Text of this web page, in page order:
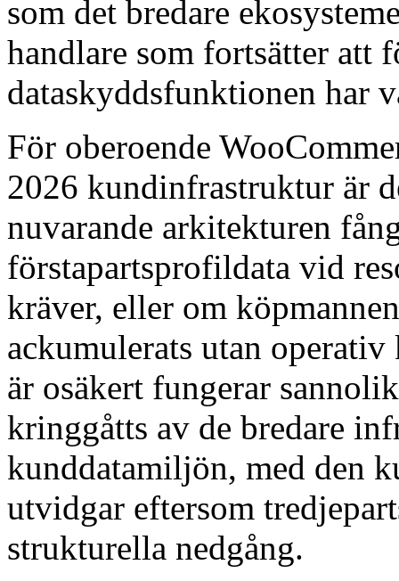
som det bredare
handlare som fortsätter att
dataskyddsfunktionen har
För oberoende
2026 kundinfrastruktur är
nuvarande arkitekturen
förstapartsprofildata vid
kräver, eller om
ackumulerats utan
är osäkert fungerar
kringgåtts av de bredare
kunddatamiljön, med den
utvidgar eftersom
strukturella nedgång.